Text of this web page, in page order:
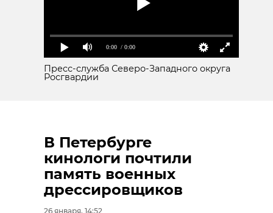
0:00 / 0:00
Пресс-служба Северо-Западного округа
Росгвардии
В Петербурге
кинологи почтили
память военных
дрессировщиков
26 января, 14:52